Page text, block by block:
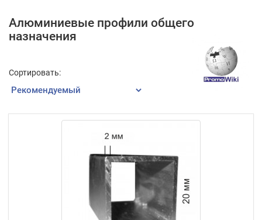
Алюминиевые профили общего
назначения
Сортировать: